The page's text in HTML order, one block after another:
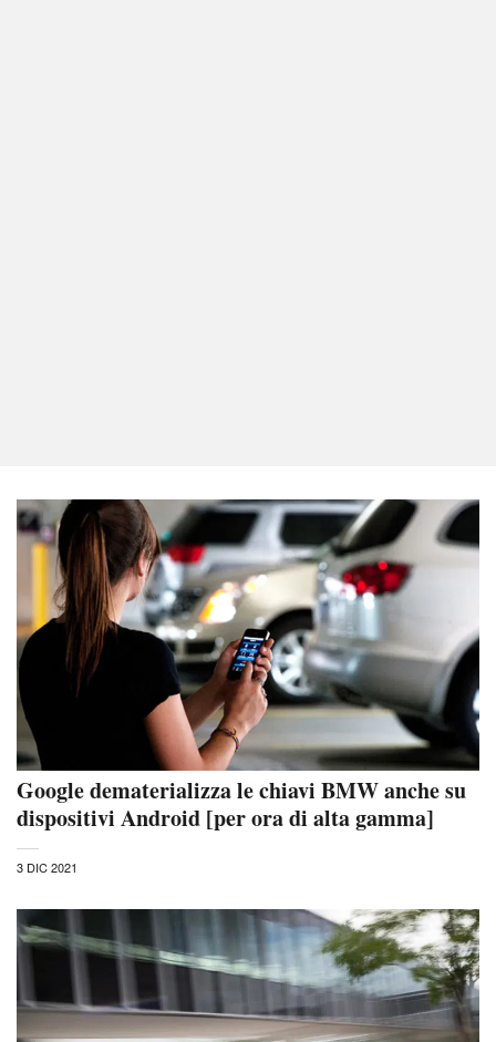
Google dematerializza le chiavi BMW anche su
dispositivi Android [per ora di alta gamma]
3 DIC 2021